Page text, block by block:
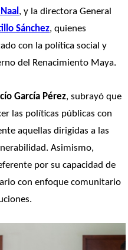
, y la directora General
Sánchez, quienes
con la política social y
del Renacimiento Maya.
García Pérez, subrayó que
las políticas públicas con
aquellas dirigidas a las
Asimismo,
por su capacidad de
con enfoque comunitario